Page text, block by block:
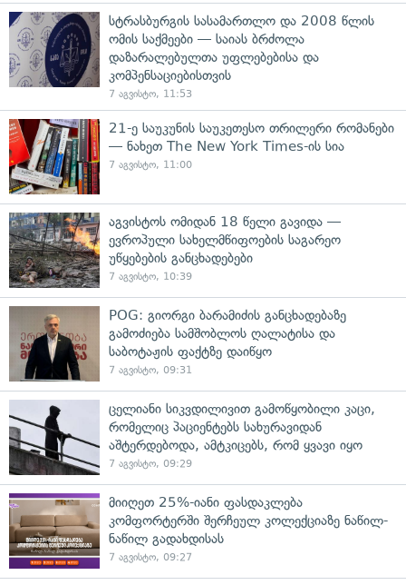
სტრასბურგის სასამართლო და 2008 წლის
ომის საქმეები — საიას ბრძოლა
დაზარალებულთა უფლებებისა და
კომპენსაციებისთვის
7 აგვისტო, 11:53
21-ე საუკუნის საუკეთესო თრილერი რომანები
— ნახეთ The New York Times-ის სია
7 აგვისტო, 11:00
აგვისტოს ომიდან 18 წელი გავიდა —
ევროპული სახელმწიფოების საგარეო
უწყებების განცხადებები
7 აგვისტო, 10:39
POG: გიორგი ბარამიძის განცხადებაზე
გამოძიება სამშობლოს ღალატისა და
საბოტაჟის ფაქტზე დაიწყო
7 აგვისტო, 09:31
ცელიანი სიკვდილივით გამოწყობილი კაცი,
რომელიც პაციენტებს სახურავიდან
აშტერდებოდა, ამტკიცებს, რომ ყვავი იყო
7 აგვისტო, 09:29
მიიღეთ 25%-იანი ფასდაკლება
კომფორტერში შერჩეულ კოლექციაზე ნაწილ-
ნაწილ გადახდისას
7 აგვისტო, 09:27